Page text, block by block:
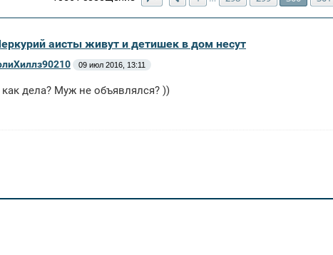
аисты живут и детишек в дом несут
09 июл 2016, 13:11
как дела? Муж не объявлялся? ))